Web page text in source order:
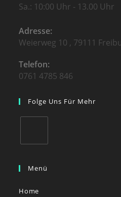
Sa.: 10:00 Uhr - 13.00 Uhr
Adresse:
Weierweg 10 , 79111
Telefon:
0761 4785 846
Folge Uns Für Mehr
Menü
Home